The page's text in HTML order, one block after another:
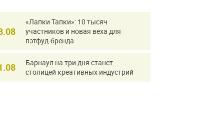
«Лапки Тапки»: 10 тысяч
участников и новая веха для
пэтфуд-бренда
Барнаул на три дня станет
столицей креативных индустрий